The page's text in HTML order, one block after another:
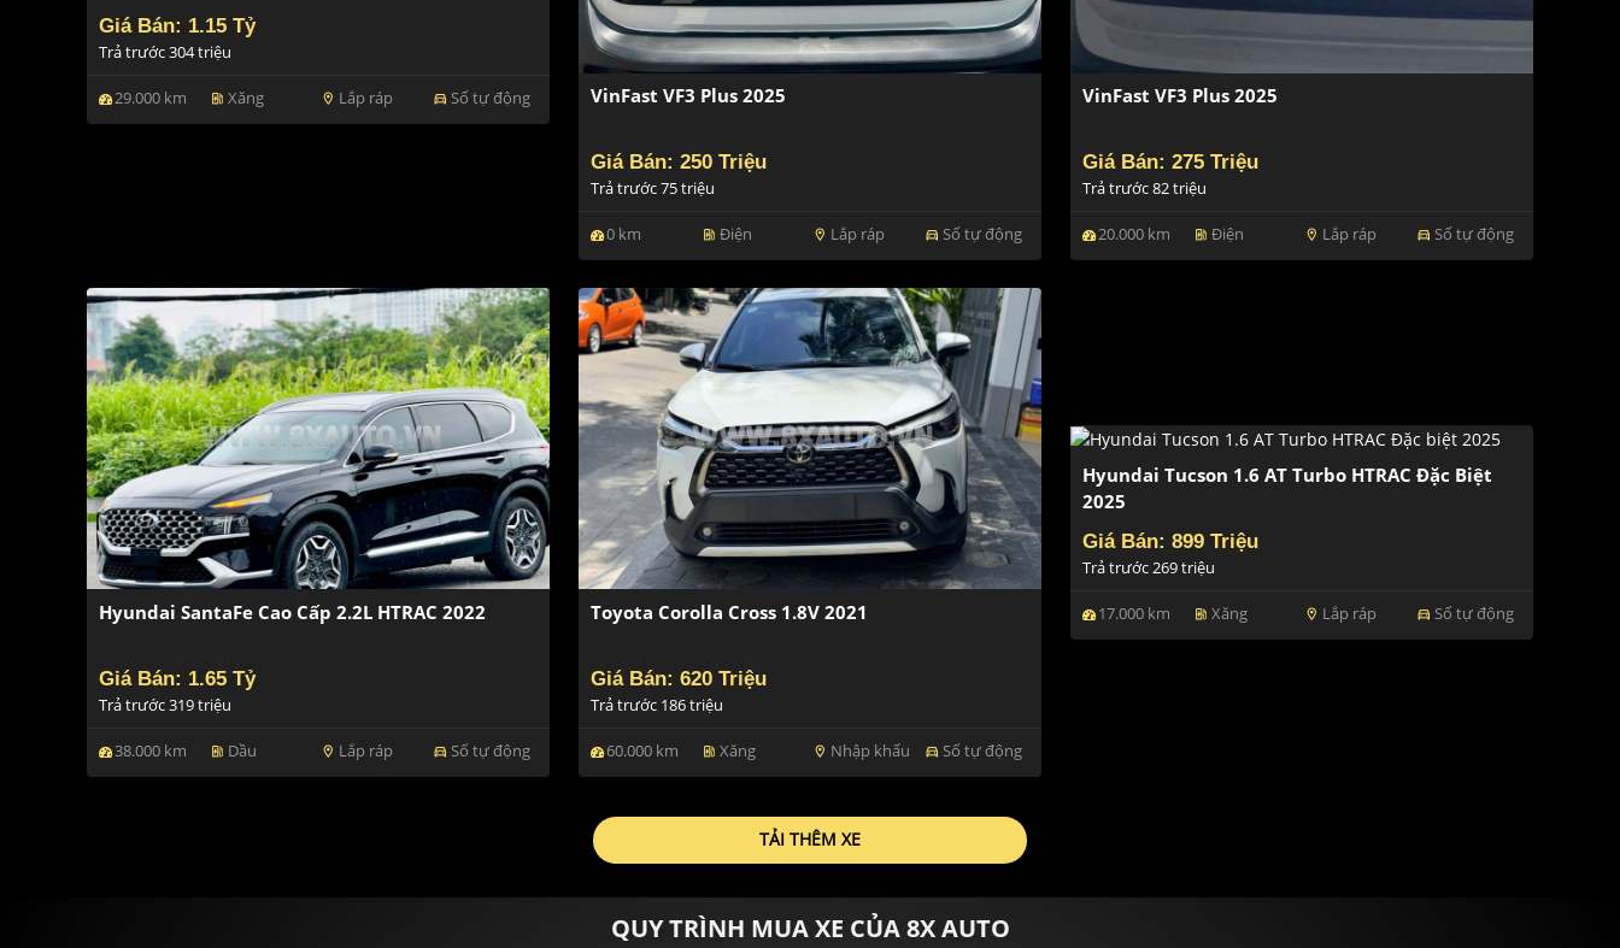
Giá Bán: 1.15 Tỷ
Trả trước 304 triệu
29.000 km ev_station Xăng location_on Lắp ráp directions_car Số tự động VinFast VF3 Plus 2025
Giá Bán: 250 Triệu
Trả trước 75 triệu
0 km ev_station Điện location_on Lắp ráp directions_car Số tự động
VinFast VF3 Plus 2025
Giá Bán: 275 Triệu
Trả trước 82 triệu
20.000 km ev_station Điện location_on Lắp ráp directions_car Số tự động
Hyundai SantaFe Cao Cấp 2.2L HTRAC 2022
Giá Bán: 1.65 Tỷ
Trả trước 319 triệu
38.000 km ev_station Dầu location_on Lắp ráp directions_car Số tự động
Toyota Corolla Cross 1.8V 2021
Giá Bán: 620 Triệu
Trả trước 186 triệu
60.000 km ev_station Xăng location_on Nhập khẩu directions_car Số tự động
Hyundai Tucson 1.6 AT Turbo HTRAC Đặc Biệt
2025
Giá Bán: 899 Triệu
Trả trước 269 triệu
17.000 km ev_station Xăng location_on Lắp ráp directions_car Số tự động
TẢI THÊM XE
QUY TRÌNH MUA XE CỦA 8X AUTO